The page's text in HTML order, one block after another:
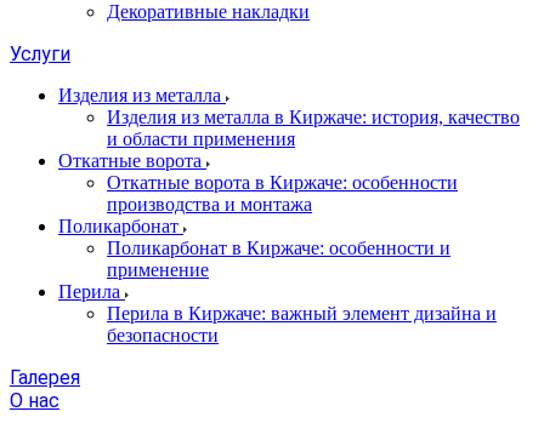
Декоративные накладки
Услуги
Изделия из металла
Изделия из металла в Киржаче: история, качество
и области применения
Откатные ворота
Откатные ворота в Киржаче: особенности
производства и монтажа
Поликарбонат
Поликарбонат в Киржаче: особенности и
применение
Перила
Перила в Киржаче: важный элемент дизайна и
безопасности
Галерея
О нас